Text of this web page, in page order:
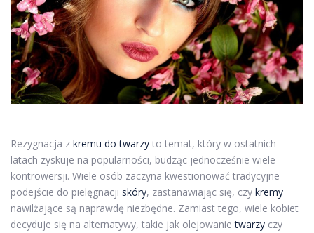
Rezygnacja z kremu do twarzy to temat, który w ostatnich
latach zyskuje na popularności, budząc jednocześnie wiele
kontrowersji. Wiele osób zaczyna kwestionować tradycyjne
podejście do pielęgnacji skóry, zastanawiając się, czy kremy
nawilżające są naprawdę niezbędne. Zamiast tego, wiele kobiet
decyduje się na alternatywy, takie jak olejowanietwarzy czy